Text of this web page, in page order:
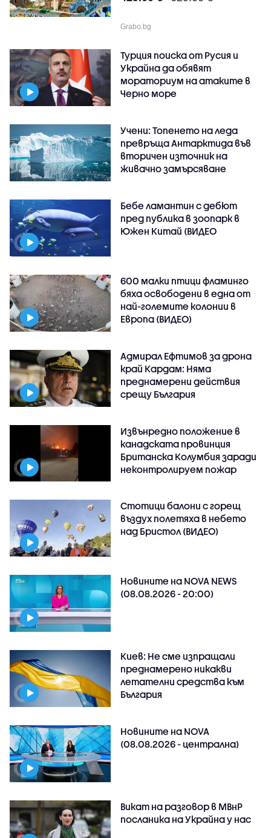
Grabo.bg
Турция поиска от Русия и
Украйна да обявят
мораториум на атаките в
Черно море
Учени: Топенето на леда
превръща Антарктида във
вторичен източник на
живачно замърсяване
Бебе ламантин с дебют
пред публика в зоопарк в
Южен Китай (ВИДЕО
600 малки птици фламинго
бяха освободени в една от
най-големите колонии в
Европа (ВИДЕО)
Адмирал Ефтимов за дрона
край Кардам: Няма
преднамерени действия
срещу България
Извънредно положение в
канадската провинция
Британска Колумбия заради
неконтролируем пожар
Стотици балони с горещ
въздух полетяха в небето
над Бристол (ВИДЕО)
Новините на NOVA NEWS
(08.08.2026 - 20:00)
Киев: Не сме изпращали
преднамерено никакви
летателни средства към
България
Новините на NOVA
(08.08.2026 - централна)
Викат на разговор в МВнР
посланика на Украйна у нас